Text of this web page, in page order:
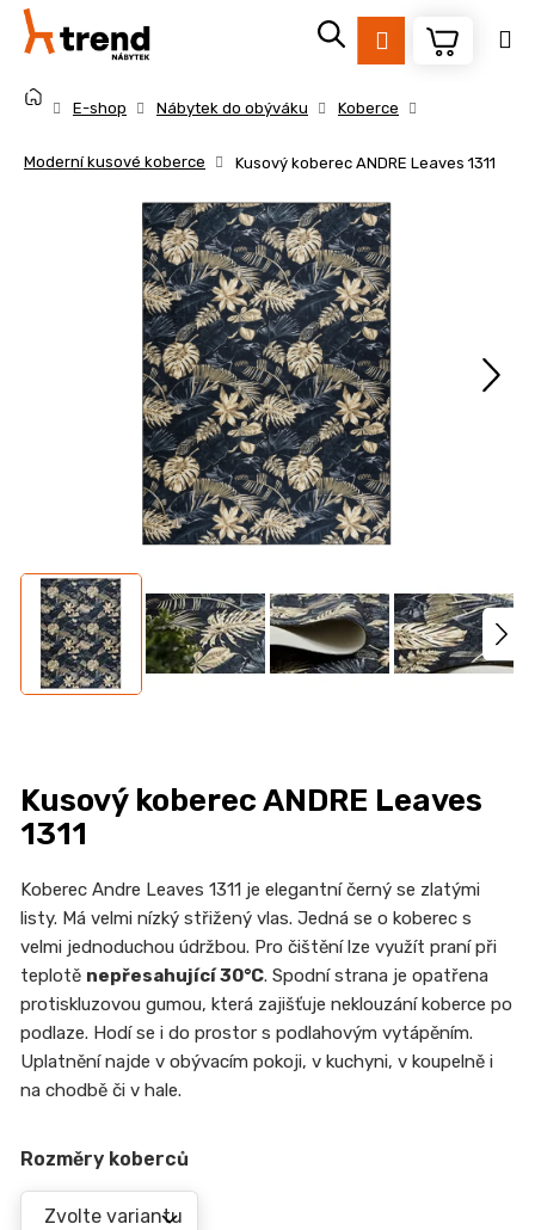
Přejít
obsah
Přihlášení
E-shop Nábytek do obýváku Koberce
Moderní kusové koberce Kusový koberec ANDRE Leaves 1311
Kusový koberec ANDRE Leaves
1311
Koberec Andre Leaves 1311 je elegantní černý se zlatými
listy. Má velmi nízký střižený vlas. Jedná se o koberec s
velmi jednoduchou údržbou. Pro čištění lze využít praní při
teplotě nepřesahující 30°C. Spodní strana je opatřena
protiskluzovou gumou, která zajišťuje neklouzání koberce po
podlaze. Hodí se i do prostor s podlahovým vytápěním.
Uplatnění najde v obývacím pokoji, v kuchyni, v koupelně i
na chodbě či v hale.
Rozměry koberců